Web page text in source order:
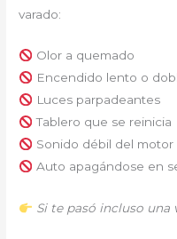
varado:
Olor a quemado
Encendido lento o
Luces parpadeantes
Tablero que se reinicia
Sonido débil del motor
Auto apagándose en
Si te pasó incluso una